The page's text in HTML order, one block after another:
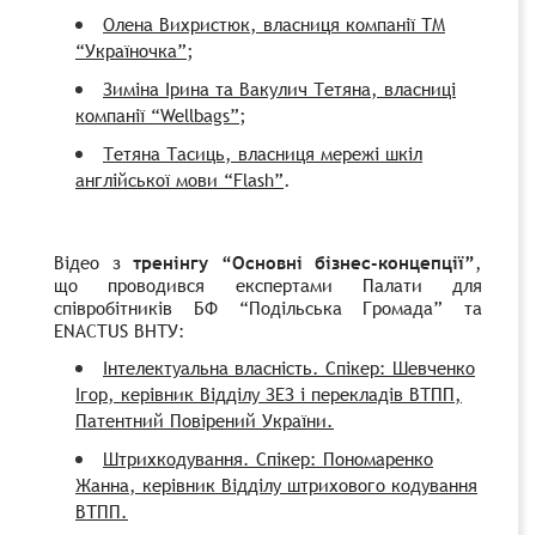
Олена Вихристюк, власниця компанії ТМ
“Україночка”;
Зиміна Ірина та Вакулич Тетяна, власниці
компанії “Wellbags”;
Тетяна Тасиць, власниця мережі шкіл
англійської мови “Flash”.
Відео з тренінгу “Основні бізнес-концепції”,
що проводився експертами Палати для
співробітників БФ “Подільська Громада” та
ENACTUS ВНТУ:
Інтелектуальна власність. Спікер: Шевченко
Ігор, керівник Відділу ЗЕЗ і перекладів ВТПП,
Патентний Повірений України.
Штрихкодування. Спікер: Пономаренко
Жанна, керівник Відділу штрихового кодування
ВТПП.